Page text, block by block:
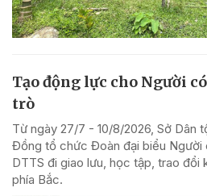
Tạo động lực cho Người
trò
Từ ngày 27/7 - 10/8/2026, Sở Dân
Đồng tổ chức Đoàn đại biểu Người
DTTS đi giao lưu, học tập, trao đổi
phía Bắc.